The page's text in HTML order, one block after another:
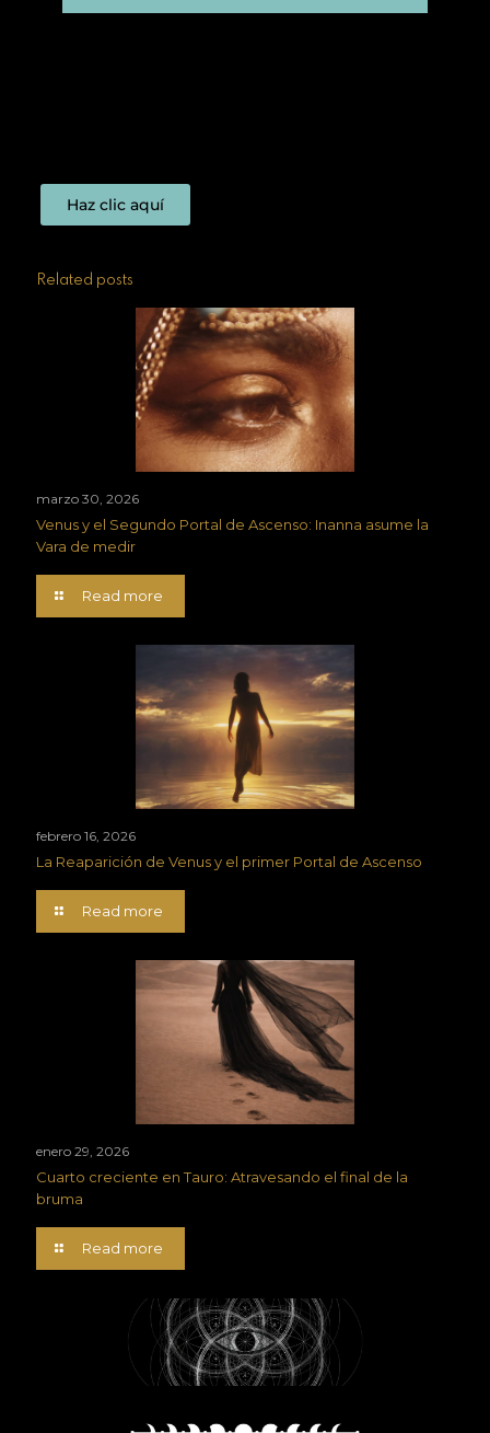
Haz clic aquí
Related posts
marzo 30, 2026
Venus y el Segundo Portal de Ascenso: Inanna asume la
Vara de medir
Read more
febrero 16, 2026
La Reaparición de Venus y el primer Portal de Ascenso
Read more
enero 29, 2026
Cuarto creciente en Tauro: Atravesando el final de la
bruma
Read more